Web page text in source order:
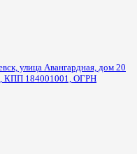
улица Авангардная, дом 20
КПП 184001001, ОГРН